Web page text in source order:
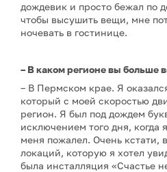
дождевик и просто бежал по
чтобы высушить вещи, мне
ночевать в гостинице.
– В каком регионе вы больше
– В Пермском крае. Я
который с моей скоростью
регион. Я был под дождем
исключением того дня, когда
меня пожалел. Очень кстати,
локаций, которую я хотел
была инсталляция «Счастье